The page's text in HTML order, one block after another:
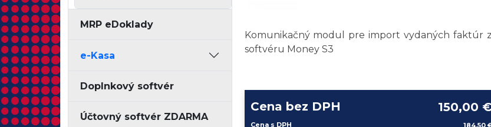
MRP eDoklady
e-Kasa
Doplnkový softvér
Účtovný softvér ZDARMA
Komunikačný modul pre import vydaných faktúr
softvéru Money S3
Cena bez DPH 150,00
Cena s DPH